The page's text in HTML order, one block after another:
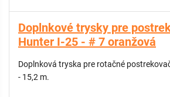
Doplnkové trysky pre
Hunter I-25 - # 7 oranžová
Doplnková tryska pre rotačné
- 15,2 m.